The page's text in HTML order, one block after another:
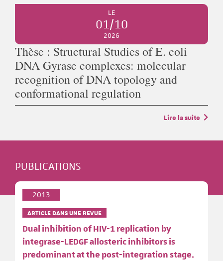
LE
01/10
2026
Thèse : Structural Studies of E. coli
DNA Gyrase complexes: molecular
recognition of DNA topology and
conformational regulation
Lire la suite
PUBLICATIONS
2013
ARTICLE DANS UNE REVUE
Dual inhibition of HIV-1 replication by
integrase-LEDGF allosteric inhibitors is
predominant at the post-integration stage.